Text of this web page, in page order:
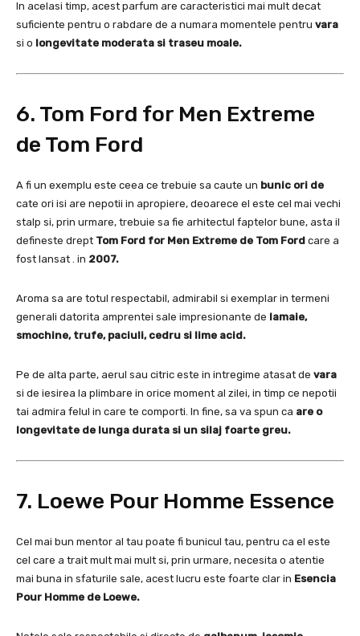
In acelasi timp, acest parfum are caracteristici mai mult decat
suficiente pentru o rabdare de a numara momentele pentru vara
si o longevitate moderata si traseu moale.
6. Tom Ford for Men Extreme
de Tom Ford
A fi un exemplu este ceea ce trebuie sa caute un bunic ori de
cate ori isi are nepotii in apropiere, deoarece el este cel mai vechi
stalp si, prin urmare, trebuie sa fie arhitectul faptelor bune, asta il
defineste drept Tom Ford for Men Extreme de Tom Ford care a
fost lansat . in 2007.
Aroma sa are totul respectabil, admirabil si exemplar in termeni
generali datorita amprentei sale impresionante de lamaie,
smochine, trufe, paciuli, cedru si lime acid.
Pe de alta parte, aerul sau citric este in intregime atasat de vara
si de iesirea la plimbare in orice moment al zilei, in timp ce nepotii
tai admira felul in care te comporti. In fine, sa va spun ca are o
longevitate de lunga durata si un silaj foarte greu.
7. Loewe Pour Homme Essence
Cel mai bun mentor al tau poate fi bunicul tau, pentru ca el este
cel care a trait mult mai mult si, prin urmare, necesita o atentie
mai buna in sfaturile sale, acest lucru este foarte clar in Esencia
Pour Homme de Loewe.